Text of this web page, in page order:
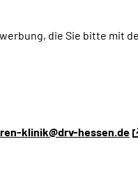
die Sie bitte mit
klinik@drv-hessen.de